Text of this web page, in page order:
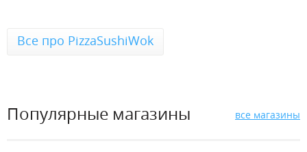
Все про PizzaSushiWok
Популярные магазины все магазины